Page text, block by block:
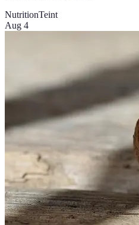
NutritionTeint
Aug 4